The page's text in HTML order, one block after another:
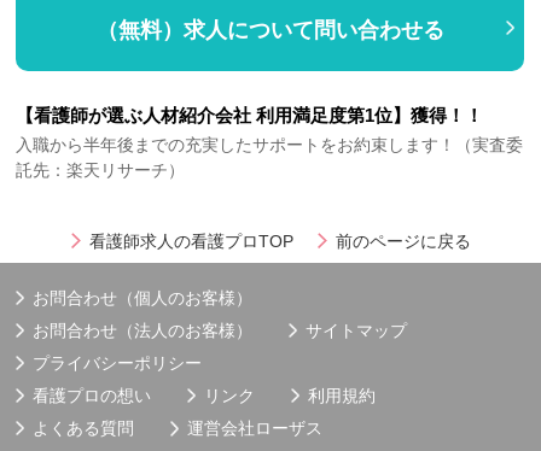
（無料）求人について問い合わせる
【看護師が選ぶ人材紹介会社 利用満足度第1位】獲得！！
入職から半年後までの充実したサポートをお約束します！（実査委
託先：楽天リサーチ）
看護師求人の看護プロTOP 前のページに戻る
お問合わせ（個人のお客様）
お問合わせ（法人のお客様）
サイトマップ
プライバシーポリシー
看護プロの想い
リンク
利用規約
よくある質問
運営会社ローザス